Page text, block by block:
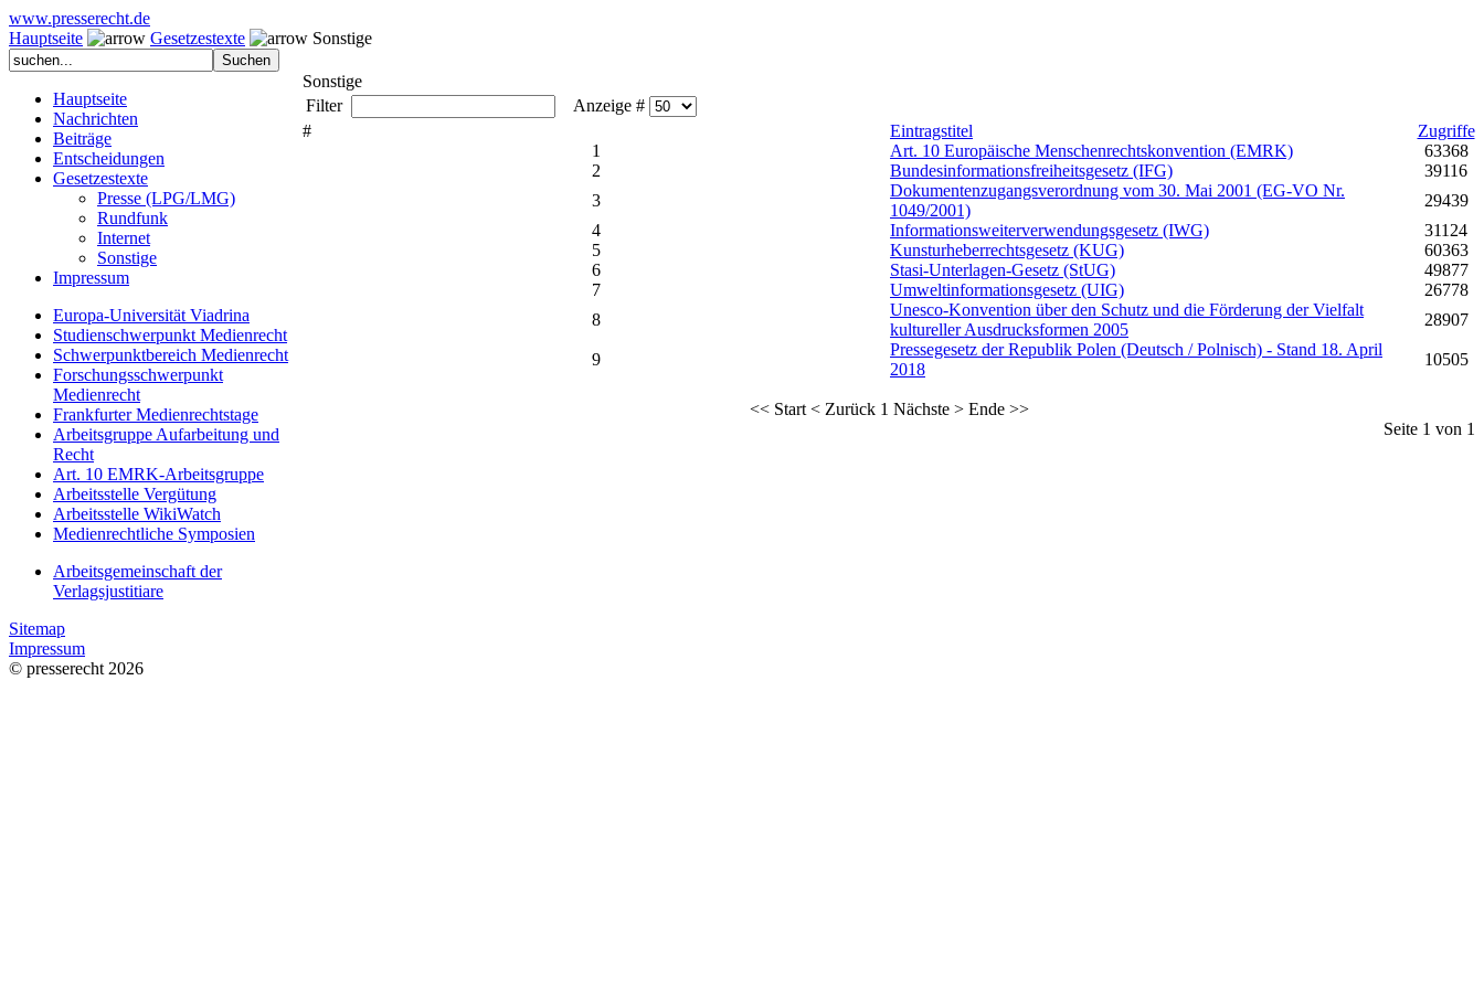
www.presserecht.de
Hauptseite
Gesetzestexte Sonstige
Hauptseite
Nachrichten
Beiträge
Entscheidungen
Gesetzestexte
Presse (LPG/LMG)
Rundfunk
Internet
Sonstige
Impressum
Europa-Universität Viadrina
Studienschwerpunkt Medienrecht
Schwerpunktbereich Medienrecht
Forschungsschwerpunkt
Medienrecht
Frankfurter Medienrechtstage
Arbeitsgruppe Aufarbeitung und
Recht
Art. 10 EMRK-Arbeitsgruppe
Arbeitsstelle Vergütung
Arbeitsstelle WikiWatch
Medienrechtliche Symposien
Arbeitsgemeinschaft der
Verlagsjustitiare
Sonstige
Filter
Anzeige #
#
Eintragstitel
Zugriffe
1
Art. 10 Europäische Menschenrechtskonvention (EMRK)
63368
2
Bundesinformationsfreiheitsgesetz (IFG)
39116
3
Dokumentenzugangsverordnung vom 30. Mai 2001 (EG-VO Nr.
1049/2001)
29439
4
Informationsweiterverwendungsgesetz (IWG)
31124
5
Kunsturheberrechtsgesetz (KUG)
60363
6
Stasi-Unterlagen-Gesetz (StUG)
49877
7
Umweltinformationsgesetz (UIG)
26778
8
Unesco-Konvention über den Schutz und die Förderung der Vielfalt
kultureller Ausdrucksformen 2005
28907
9
Pressegesetz der Republik Polen (Deutsch / Polnisch) - Stand 18. April
2018
10505
<< Start< Zurück 1 Nächste> Ende>>
Seite 1 von 1
Sitemap
Impressum
© presserecht 2026